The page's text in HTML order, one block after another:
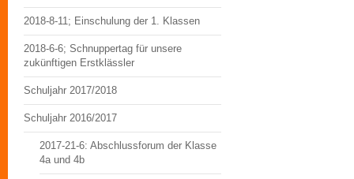
2018-8-11; Einschulung der 1. Klassen
2018-6-6; Schnuppertag für unsere
zukünftigen Erstklässler
Schuljahr 2017/2018
Schuljahr 2016/2017
2017-21-6: Abschlussforum der Klasse
4a und 4b